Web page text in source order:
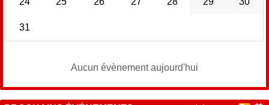
31
Aucun évènement aujourd'hui